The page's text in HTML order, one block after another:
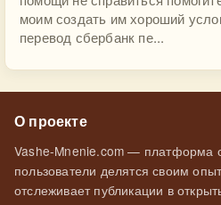
моим создать им хороший
перевод сбербанк пе...
О проекте
Vashe-Mnenie.com — платформа
пользователи делятся своим
отслеживает публикации в